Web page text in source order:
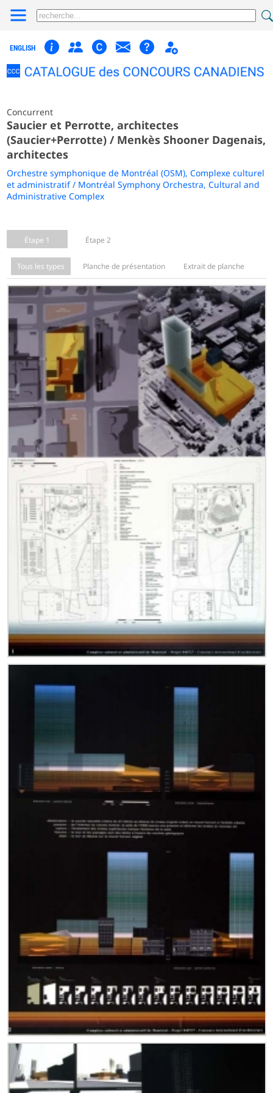
ENGLISH
Concurrent
Saucier et Perrotte, architectes
(Saucier+Perrotte) / Menkès Shooner Dagenais,
architectes
Orchestre symphonique de Montréal (OSM), Complexe culturel
et administratif / Montréal Symphony Orchestra, Cultural and
Administrative Complex
Étape 1 Étape 2
Tous les types Planche de présentation Extrait de planche